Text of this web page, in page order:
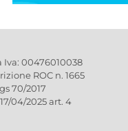
Iva: 00476010038
ROC n. 1665
70/2017
04/2025 art. 4